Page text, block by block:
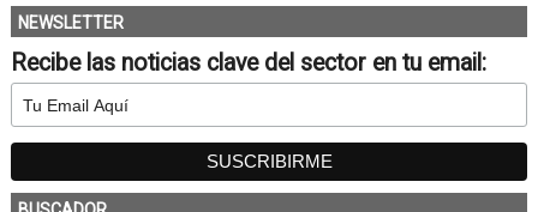
NEWSLETTER
Recibe las noticias clave del sector en tu email: